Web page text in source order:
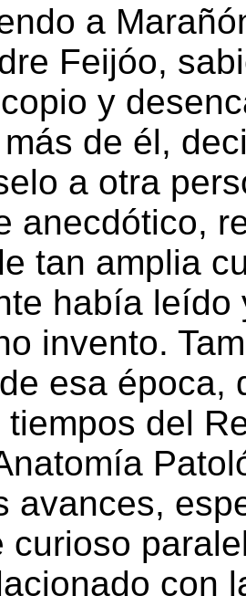
a
Feijóo,
y
de él,
a otra
anecdótico,
tan amplia
había
invento.
esa época,
del
avances,
curioso
con